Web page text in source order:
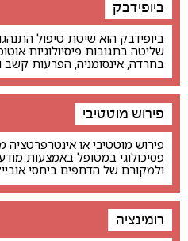
ביופידבק
ביופידבק הוא שיטת טיפול
שליטה בתגובות פיסיולוגיות
בחרדה, אינסומניה, הפרעות קשב
פירוש מוטטיבי
פירוש מוטטיבי או אינטרפרטציה
פסיכולוגי במטופל באמצעות
ולמקורם של הדחפים ביחסי
רומינציה